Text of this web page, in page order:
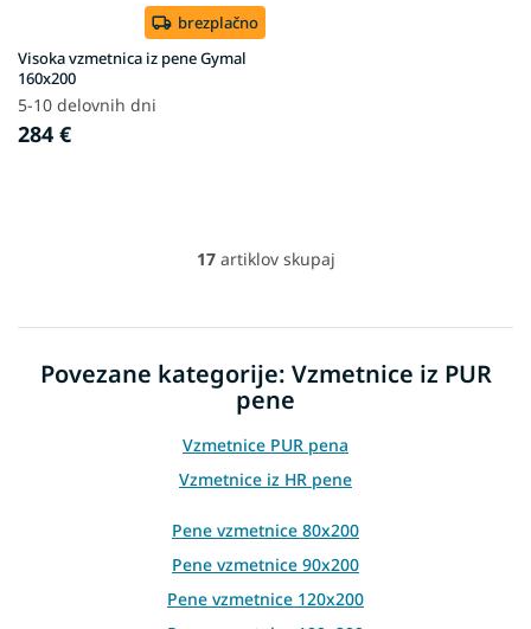
brezplačno
Visoka vzmetnica iz pene Gymal
160x200
5-10 delovnih dni
284 €
L
t
n
g
o
n
t
o
l
s
17artiklov skupaj
Povezane kategorije: Vzmetnice iz PUR
pene
Vzmetnice PUR pena
Vzmetnice iz HR pene
Pene vzmetnice 80x200
Pene vzmetnice 90x200
Pene vzmetnice 120x200